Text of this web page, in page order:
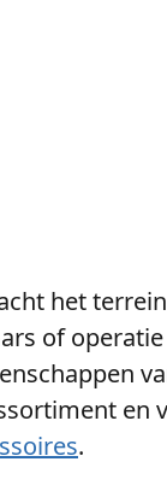
het
of
en
.